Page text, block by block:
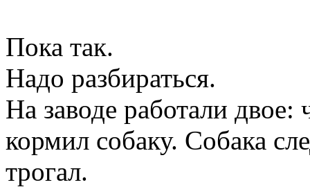
Пока так.
Надо разбираться.
На заводе работали двое:
кормил собаку. Собака
трогал.